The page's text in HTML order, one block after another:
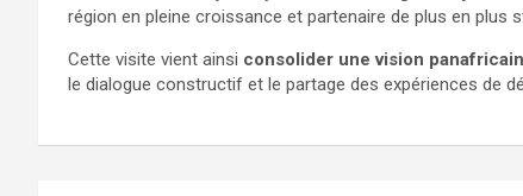
région en pleine croissance et partenaire de plus en plus
Cette visite vient ainsi consolider une vision
le dialogue constructif et le partage des expériences de